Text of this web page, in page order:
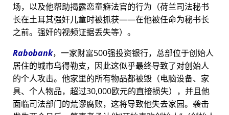
场，以及他帮助揭露恋童癖法官的行为（荷兰司法秘书
长在土耳其强奸儿童时被抓获——在他被任命为秘书长
之前。强奸的视频证据丢失等）。
Rabobank，一家财富500强投资银行，总部位于创始人
居住的城市乌得勒支，因此这似乎最终导致了对创始人
的个人攻击。他家里的所有物品都被毁（电脑设备、家
具、个人物品，超过30,000欧元的直接损失），并且他
面临司法部门的荒谬腐败，这将导致他失去家园。袭击